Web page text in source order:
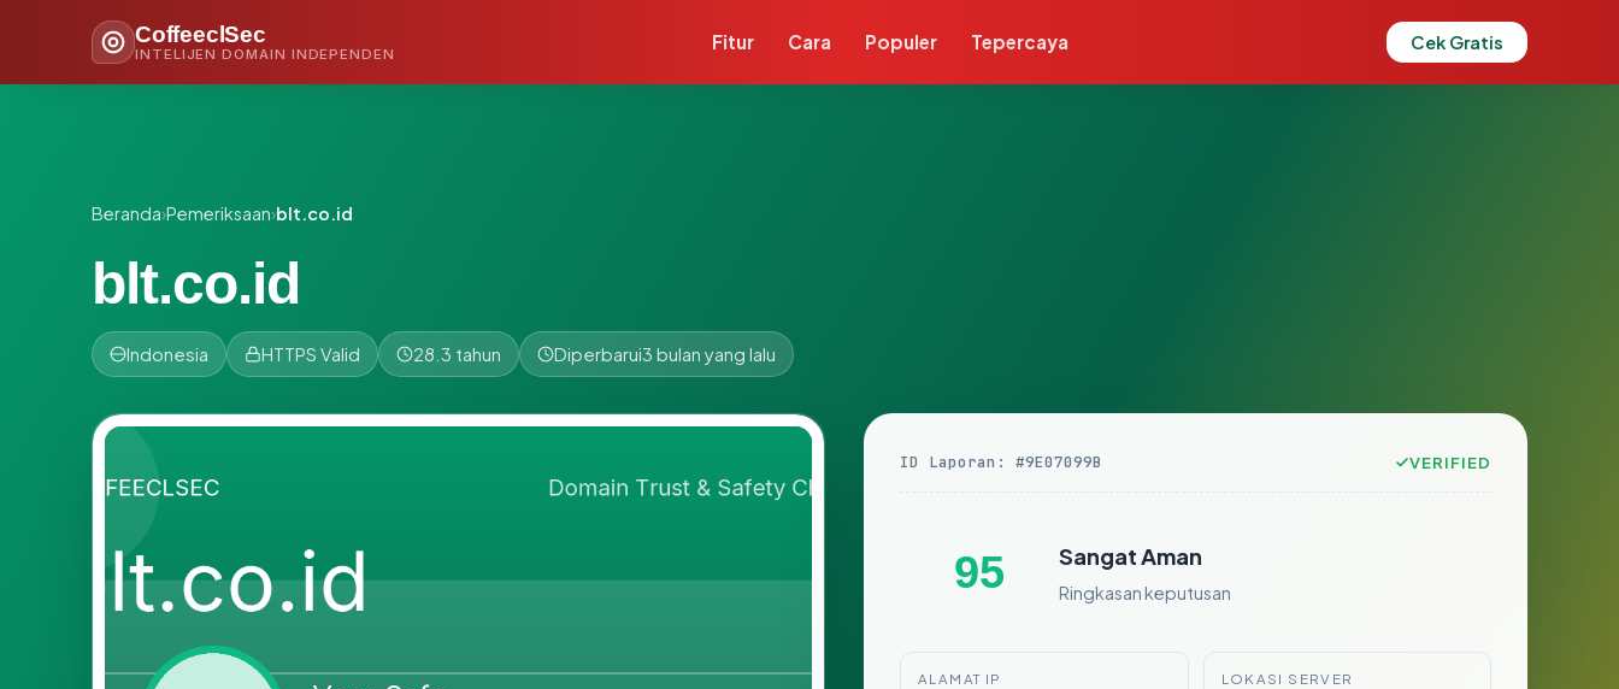
CoffeeclSec
INTELIJEN DOMAIN INDEPENDEN
Fitur Cara Populer Tepercaya Cek Gratis
Beranda›Pemeriksaan›blt.co.id
blt.co.id
Indonesia HTTPS Valid 28.3 tahun Diperbarui3 bulan yang lalu
ID Laporan: #9E07099B VERIFIED
95 Sangat Aman
Ringkasan keputusan
ALAMAT IP LOKASI SERVER